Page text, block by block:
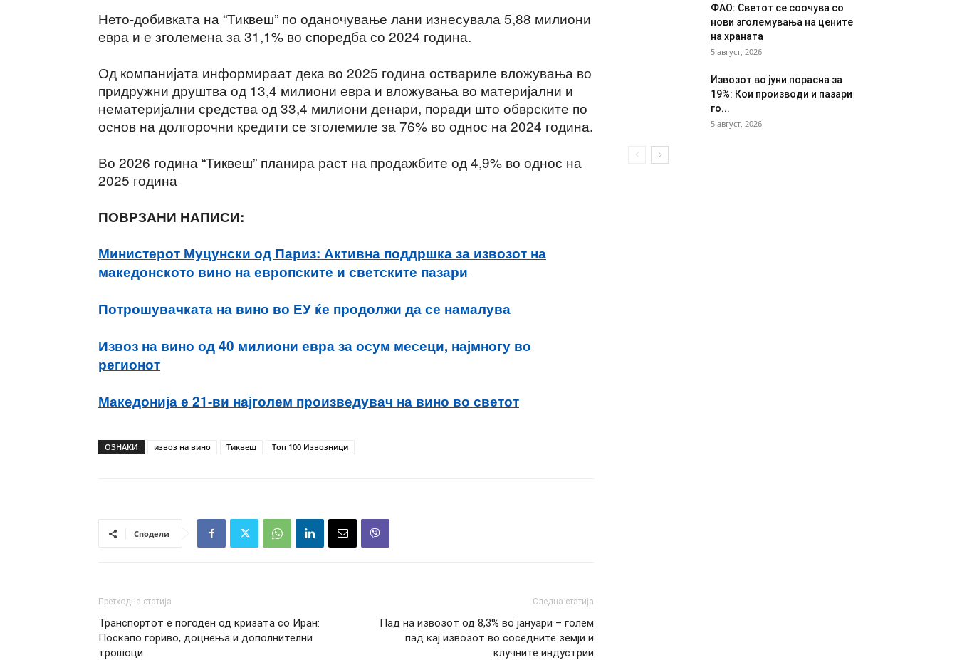
Нето-добивката на “Тиквеш” по оданочување лани изнесувала 5,88 милиони
евра и е зголемена за 31,1% во споредба со 2024 година.
Од компанијата информираат дека во 2025 година оствариле вложувања во
придружни друштва од 13,4 милиони евра и вложувања во материјални и
нематеријални средства од 33,4 милиони денари, поради што обврските по
основ на долгорочни кредити се зголемиле за 76% во однос на 2024 година.
Во 2026 година “Тиквеш” планира раст на продажбите од 4,9% во однос на
2025 година
ПОВРЗАНИ НАПИСИ:
Министерот Муцунски од Париз: Активна поддршка за извозот на
македонското вино на европските и светските пазари
Потрошувачката на вино во ЕУ ќе продолжи да се намалува
Извоз на вино од 40 милиони евра за осум месеци, најмногу во
регионот
Македонија е 21-ви најголем произведувач на вино во светот
ОЗНАКИ извоз на вино Тиквеш Топ 100 Извозници
Сподели
Претходна статија
Транспортот е погоден од кризата со Иран:
Поскапо гориво, доцнења и дополнителни
трошоци
Следна статија
Пад на извозот од 8,3% во јануари – голем
пад кај извозот во соседните земји и
клучните индустрии
ФАО: Светот се соочува со
нови зголемувања на цените
на храната
5 август, 2026
Извозот во јуни порасна за
19%: Кои производи и пазари
го...
5 август, 2026